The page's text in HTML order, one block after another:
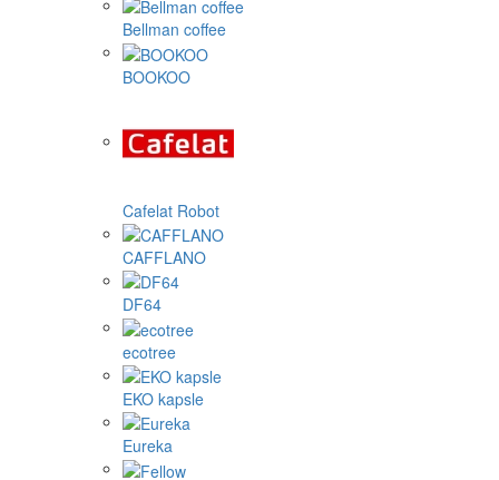
Bellman coffee
BOOKOO
Cafelat Robot
CAFFLANO
DF64
ecotree
EKO kapsle
Eureka